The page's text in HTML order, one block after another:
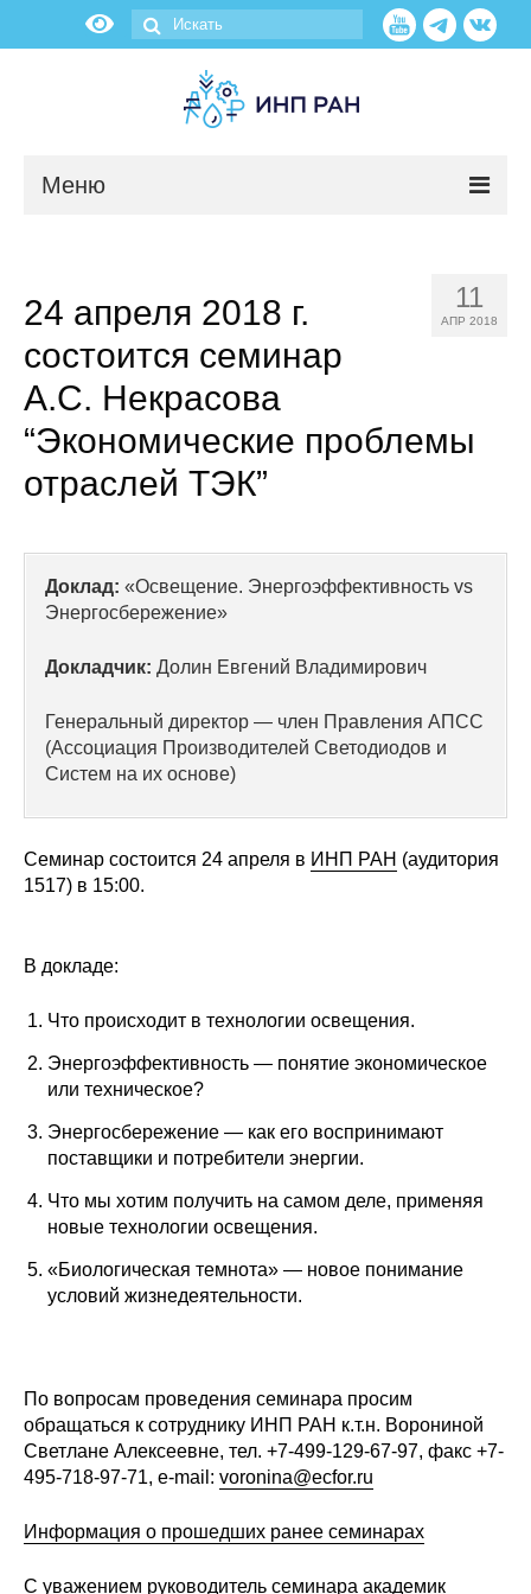
Меню
О нас
Об институте
Научные подразделения
Администрация
Отчетность
Противодействие коррупции
Материалы для СМИ
Публикации
Издания
Номера журналов
Редакционная этика
Информация для авторов
Общие требования
Стандарты оформления
Выпуски
Редакционная этика
Информация для авторов
11
АПР 2018
24 апреля 2018 г.
состоится семинар
А.С. Некрасова
“Экономические проблемы
отраслей ТЭК”
Доклад: «Освещение. Энергоэффективность vs
Энергосбережение»
Докладчик: Долин Евгений Владимирович
Генеральный директор — член Правления АПСС
(Ассоциация Производителей Светодиодов и
Систем на их основе)
Семинар состоится 24 апреля в ИНП РАН (аудитория
1517) в 15:00.
В докладе:
Что происходит в технологии освещения.
Энергоэффективность — понятие экономическое
или техническое?
Энергосбережение — как его воспринимают
поставщики и потребители энергии.
Что мы хотим получить на самом деле, применяя
новые технологии освещения.
«Биологическая темнота» — новое понимание
условий жизнедеятельности.
По вопросам проведения семинара просим
обращаться к сотруднику ИНП РАН к.т.н. Ворониной
Светлане Алексеевне, тел. +7-499-129-67-97, факс +7-
495-718-97-71, e-mail: voronina@ecfor.ru
Информация о прошедших ранее семинарах
С уважением руководитель семинара академик